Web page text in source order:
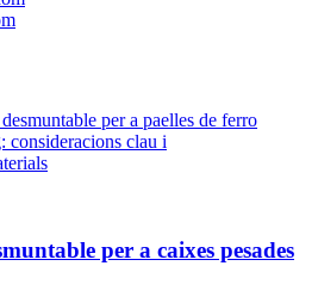
per a caixes pesades